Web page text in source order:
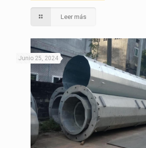
Leer más
Junio 25, 2024